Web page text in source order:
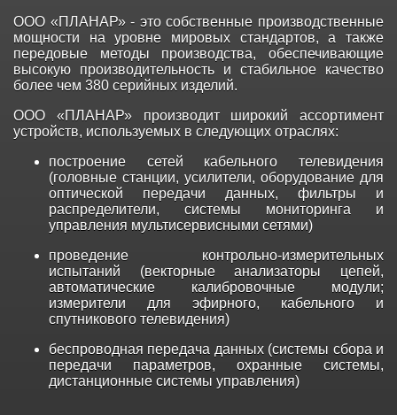
ООО «ПЛАНАР» - это собственные производственные
мощности на уровне мировых стандартов, а также
передовые методы производства, обеспечивающие
высокую производительность и стабильное качество
более чем 380 серийных изделий.
ООО «ПЛАНАР» производит широкий ассортимент
устройств, используемых в следующих отраслях:
построение сетей кабельного телевидения
(головные станции, усилители, оборудование для
оптической передачи данных, фильтры и
распределители, системы мониторинга и
управления мультисервисными сетями)
проведение контрольно-измерительных
испытаний (векторные анализаторы цепей,
автоматические калибровочные модули;
измерители для эфирного, кабельного и
спутникового телевидения)
беспроводная передача данных (системы сбора и
передачи параметров, охранные системы,
дистанционные системы управления)